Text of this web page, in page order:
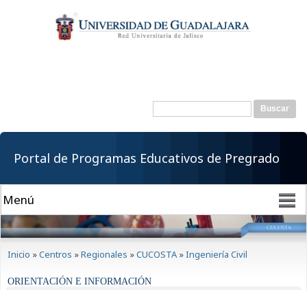
contenido
principal
Formulario de
Buscar
Portal de Programas Educativos de Pregrado
Inicio »Centros »Regionales »CUCOSTA »Ingeniería Civil
ORIENTACIÓN E INFORMACIÓN